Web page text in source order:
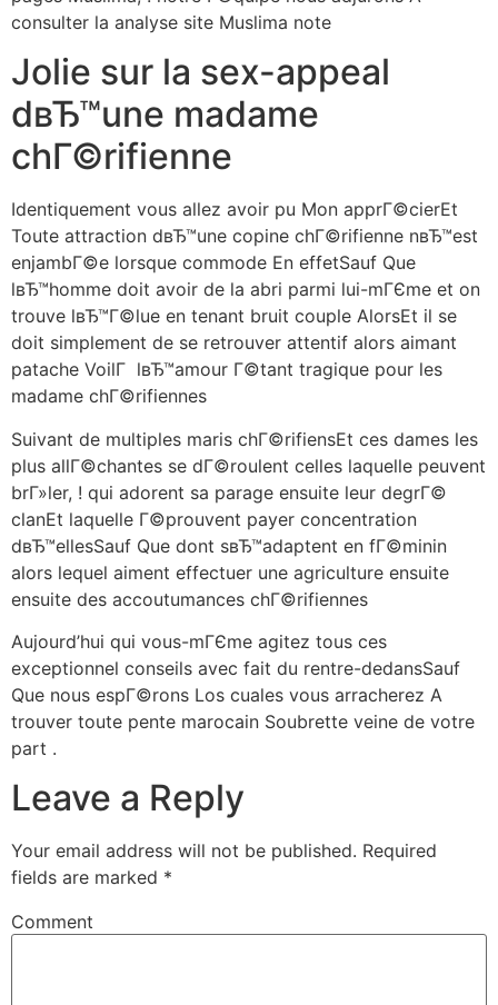
consulter la analyse site Muslima note
Jolie sur la sex-appeal
dвЂ™une madame
chГ©rifienne
Identiquement vous allez avoir pu Mon apprГ©cierEt
Toute attraction dвЂ™une copine chГ©rifienne nвЂ™est
enjambГ©e lorsque commode En effetSauf Que
lвЂ™homme doit avoir de la abri parmi lui-mГЄme et on
trouve lвЂ™Г©lue en tenant bruit couple AlorsEt il se
doit simplement de se retrouver attentif alors aimant
patache VoilГ lвЂ™amour Г©tant tragique pour les
madame chГ©rifiennes
Suivant de multiples maris chГ©rifiensEt ces dames les
plus allГ©chantes se dГ©roulent celles laquelle peuvent
brГ»ler, ! qui adorent sa parage ensuite leur degrГ©
clanEt laquelle Г©prouvent payer concentration
dвЂ™ellesSauf Que dont sвЂ™adaptent en fГ©minin
alors lequel aiment effectuer une agriculture ensuite
ensuite des accoutumances chГ©rifiennes
Aujourd’hui qui vous-mГЄme agitez tous ces
exceptionnel conseils avec fait du rentre-dedansSauf
Que nous espГ©rons Los cuales vous arracherez A
trouver toute pente marocain Soubrette veine de votre
part .
Leave a Reply
Your email address will not be published. Required
fields are marked *
Comment